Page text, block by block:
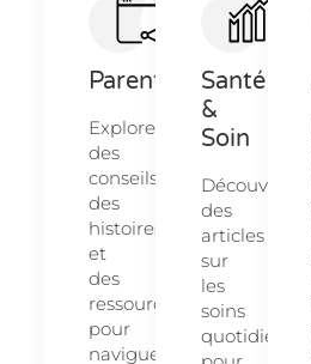
Parentalité
Explorez
des
conseils,
des
histoires
et
des
ressources
pour
naviguer
Santé
&
Soin
Découvrez
des
articles
sur
les
soins
quotidiens